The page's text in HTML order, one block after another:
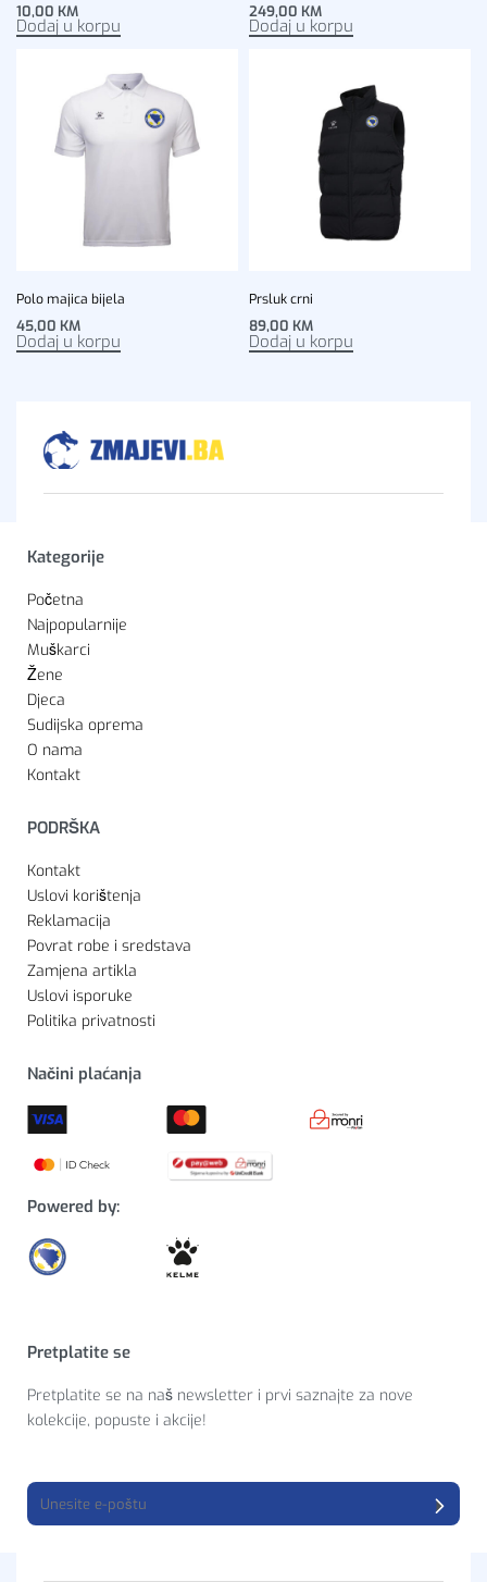
10,00 KM
Dodaj u korpu
249,00 KM
Dodaj u korpu
Polo majica bijela
45,00 KM
Dodaj u korpu
Prsluk crni
89,00 KM
Dodaj u korpu
Kategorije
Početna
Najpopularnije
Muškarci
Žene
Djeca
Sudijska oprema
O nama
Kontakt
PODRŠKA
Kontakt
Uslovi korištenja
Reklamacija
Povrat robe i sredstava
Zamjena artikla
Uslovi isporuke
Politika privatnosti
Načini plaćanja
Powered by:
Pretplatite se
Pretplatite se na naš newsletter i prvi saznajte za nove
kolekcije, popuste i akcije!